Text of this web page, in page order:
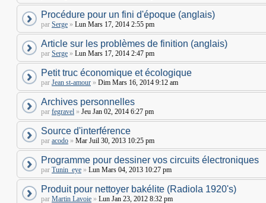
Procédure pour un fini d'époque (anglais)
par Serge » Lun Mars 17, 2014 2:55 pm
Article sur les problèmes de finition (anglais)
par Serge » Lun Mars 17, 2014 2:47 pm
Petit truc économique et écologique
par Jean st-amour » Dim Mars 16, 2014 9:12 am
Archives personnelles
par fegravel » Jeu Jan 02, 2014 6:27 pm
Source d'interférence
par acodo » Mar Juil 30, 2013 10:25 pm
Programme pour dessiner vos circuits électroniques
par Tunin_eye » Lun Mars 04, 2013 10:27 pm
Produit pour nettoyer bakélite (Radiola 1920's)
par Martin Lavoie » Lun Jan 23, 2012 8:32 pm